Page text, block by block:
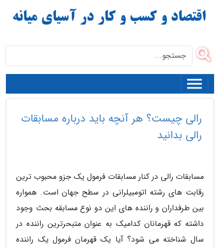
رالی چیست؟ هر آنچه باید درباره مسابقات
رالی بدانید
مسابقات رالی در کنار مسابقات فرمول یک جزو محبوب ترین
رقابت های رشته اتومبیلرانی در سطح جهان است. همواره
بین طرفداران و راننده های این دو نوع مسابقه بحث وجود
داشته که قهرمانان کدامیک به عنوان متبحرترین راننده در
سال شناخته می شود؟ آیا یک قهرمان فرمول یک راننده